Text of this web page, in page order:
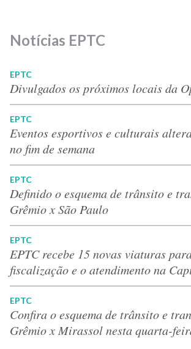
Notícias EPTC
EPTC
Divulgados os próximos locais da
EPTC
Eventos esportivos e culturais
no fim de semana
EPTC
Definido o esquema de trânsito e
Grêmio x São Paulo
EPTC
EPTC recebe 15 novas viaturas
fiscalização e o atendimento na
EPTC
Confira o esquema de trânsito e
Grêmio x Mirassol nesta quarta-